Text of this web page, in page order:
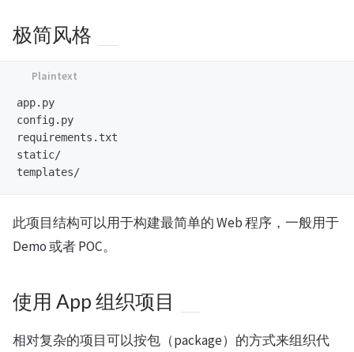
极简风格
app.py
config.py
requirements.txt
static/
此项目结构可以用于构建最简单的 Web 程序，一般用于
Demo 或者 POC。
使用 App 组织项目
相对复杂的项目可以按包（package）的方式来组织代